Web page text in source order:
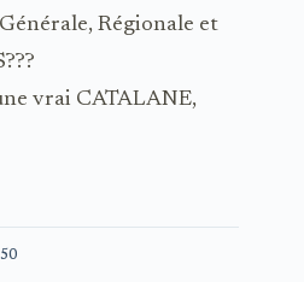
Régionale et
vrai CATALANE,